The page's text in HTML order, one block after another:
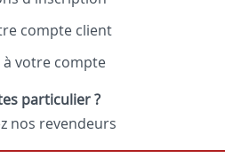
compte client
à votre compte
particulier ?
nos revendeurs